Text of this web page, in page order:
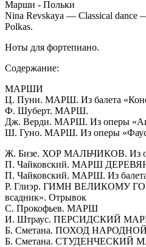
Nina Revskaya — Classical dance
Polkas.
Ноты для фортепиано.
Содержание:
МАРШИ
Ц. Пуни. МАРШ. Из балета
Ф. Шуберт. МАРШ.
Дж. Верди. МАРШ. Из оперы
Ш. Гуно. МАРШ. Из оперы
Ж. Бизе. ХОР МАЛЬЧИКОВ. Из
П. Чайковский. МАРШ
П. Чайковский. МАРШ. Из
Р. Глиэр. ГИМН ВЕЛИКОМУ
всадник». Отрывок
С. Прокофьев. МАРШ
И. Штраус. ПЕРСИДСКИЙ
Б. Сметана. ПОХОД
Б. Сметана. СТУДЕНЧЕСКИЙ